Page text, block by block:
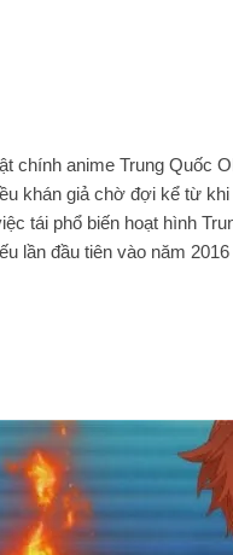
chính anime Trung Quốc
khán giả chờ đợi kể từ
tái phổ biến hoạt hình
lần đầu tiên vào năm 2016